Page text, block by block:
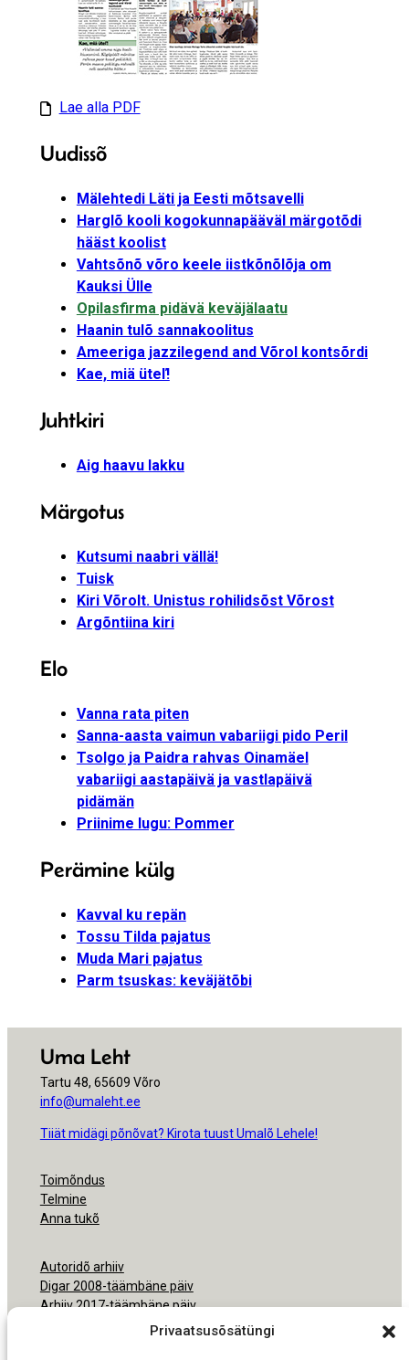
Privaatsusõsätüngi
Lae alla PDF
Uudissõ
Mälehtedi Läti ja Eesti mõtsavelli
Harglõ kooli kogokunnapääväl märgotõdi
hääst koolist
Vahtsõnõ võro keele iistkõnõlõja om
Kauksi Ülle
Opilasfirma pidävä keväjälaatu
Haanin tulõ sannakoolitus
Ameeriga jazzilegend and Võrol kontsõrdi
Kae, miä üteľ!
Juhtkiri
Aig haavu lakku
Märgotus
Kutsumi naabri vällä!
Tuisk
Kiri Võrolt. Unistus rohilidsõst Võrost
Argõntiina kiri
Elo
Vanna rata piten
Sanna-aasta vaimun vabariigi pido Peril
Tsolgo ja Paidra rahvas Oinamäel
vabariigi aastapäivä ja vastlapäivä
pidämän
Priinime lugu: Pommer
Perämine külg
Kavval ku repän
Tossu Tilda pajatus
Muda Mari pajatus
Parm tsuskas: keväjätõbi
Uma Leht
Tartu 48, 65609 Võro
info@umaleht.ee
Tiiät midägi põnõvat? Kirota tuust Umalõ Lehele!
Toimõndus
Telmine
Anna tukõ
Autoridõ arhiiv
Digar 2008-täämbäne päiv
Arhiiv 2017-täämbäne päiv